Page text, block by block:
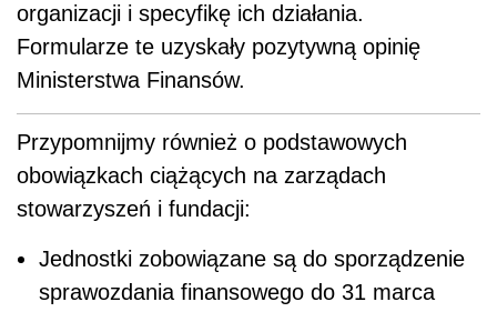
organizacji i specyfikę ich działania.
Formularze te uzyskały pozytywną opinię
Ministerstwa Finansów.
Przypomnijmy również o podstawowych
obowiązkach ciążących na zarządach
stowarzyszeń i fundacji:
Jednostki zobowiązane są do sporządzenie
sprawozdania finansowego do 31 marca